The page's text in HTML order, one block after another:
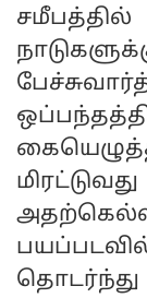
சமீபத்தில்
தொடர்ந்து